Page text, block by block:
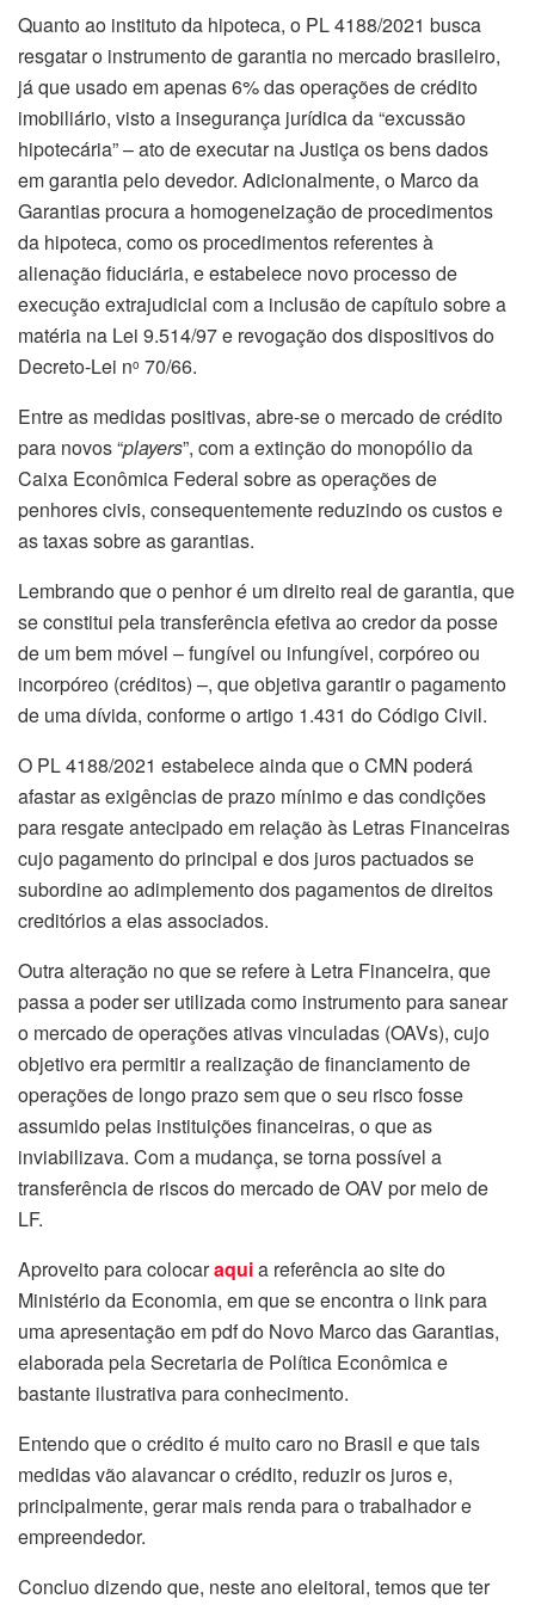
Quanto ao instituto da hipoteca, o PL 4188/2021 busca
resgatar o instrumento de garantia no mercado brasileiro,
já que usado em apenas 6% das operações de crédito
imobiliário, visto a insegurança jurídica da “excussão
hipotecária” – ato de executar na Justiça os bens dados
em garantia pelo devedor. Adicionalmente, o Marco da
Garantias procura a homogeneização de procedimentos
da hipoteca, como os procedimentos referentes à
alienação fiduciária, e estabelece novo processo de
execução extrajudicial com a inclusão de capítulo sobre a
matéria na Lei 9.514/97 e revogação dos dispositivos do
Decreto-Lei no 70/66.
Entre as medidas positivas, abre-se o mercado de crédito
para novos “players”, com a extinção do monopólio da
Caixa Econômica Federal sobre as operações de
penhores civis, consequentemente reduzindo os custos e
as taxas sobre as garantias.
Lembrando que o penhor é um direito real de garantia, que
se constitui pela transferência efetiva ao credor da posse
de um bem móvel – fungível ou infungível, corpóreo ou
incorpóreo (créditos) –, que objetiva garantir o pagamento
de uma dívida, conforme o artigo 1.431 do Código Civil.
O PL 4188/2021 estabelece ainda que o CMN poderá
afastar as exigências de prazo mínimo e das condições
para resgate antecipado em relação às Letras Financeiras
cujo pagamento do principal e dos juros pactuados se
subordine ao adimplemento dos pagamentos de direitos
creditórios a elas associados.
Outra alteração no que se refere à Letra Financeira, que
passa a poder ser utilizada como instrumento para sanear
o mercado de operações ativas vinculadas (OAVs), cujo
objetivo era permitir a realização de financiamento de
operações de longo prazo sem que o seu risco fosse
assumido pelas instituições financeiras, o que as
inviabilizava. Com a mudança, se torna possível a
transferência de riscos do mercado de OAV por meio de
LF.
Aproveito para colocaraquia referência ao site do
Ministério da Economia, em que se encontra o link para
uma apresentação em pdf do Novo Marco das Garantias,
elaborada pela Secretaria de Política Econômica e
bastante ilustrativa para conhecimento.
Entendo que o crédito é muito caro no Brasil e que tais
medidas vão alavancar o crédito, reduzir os juros e,
principalmente, gerar mais renda para o trabalhador e
empreendedor.
Concluo dizendo que, neste ano eleitoral, temos que ter